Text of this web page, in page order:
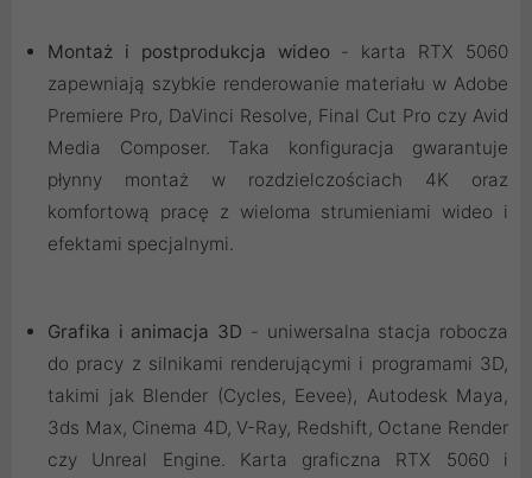
Montaż i postprodukcja wideo - karta RTX 5060
zapewniają szybkie renderowanie materiału w Adobe
Premiere Pro, DaVinci Resolve, Final Cut Pro czy Avid
Media Composer. Taka konfiguracja gwarantuje
płynny montaż w rozdzielczościach 4K oraz
komfortową pracę z wieloma strumieniami wideo i
efektami specjalnymi.
Grafika i animacja 3D - uniwersalna stacja robocza
do pracy z silnikami renderującymi i programami 3D,
takimi jak Blender (Cycles, Eevee), Autodesk Maya,
3ds Max, Cinema 4D, V-Ray, Redshift, Octane Render
czy Unreal Engine. Karta graficzna RTX 5060 i